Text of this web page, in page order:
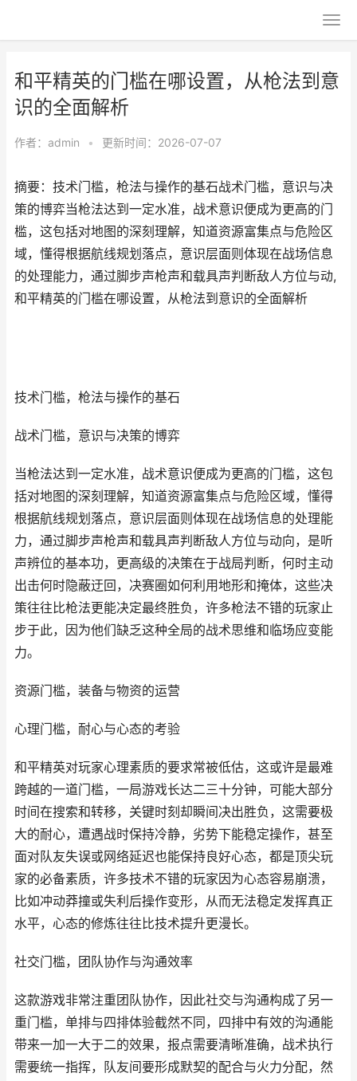
和平精英的门槛在哪设置，从枪法到意
识的全面解析
作者： admin • 更新时间：2026-07-07
摘要：技术门槛，枪法与操作的基石战术门槛，意识与决
策的博弈当枪法达到一定水准，战术意识便成为更高的门
槛，这包括对地图的深刻理解，知道资源富集点与危险区
域，懂得根据航线规划落点，意识层面则体现在战场信息
的处理能力，通过脚步声枪声和载具声判断敌人方位与动,
和平精英的门槛在哪设置，从枪法到意识的全面解析
技术门槛，枪法与操作的基石
战术门槛，意识与决策的博弈
当枪法达到一定水准，战术意识便成为更高的门槛，这包
括对地图的深刻理解，知道资源富集点与危险区域，懂得
根据航线规划落点，意识层面则体现在战场信息的处理能
力，通过脚步声枪声和载具声判断敌人方位与动向，是听
声辨位的基本功，更高级的决策在于战局判断，何时主动
出击何时隐蔽迂回，决赛圈如何利用地形和掩体，这些决
策往往比枪法更能决定最终胜负，许多枪法不错的玩家止
步于此，因为他们缺乏这种全局的战术思维和临场应变能
力。
资源门槛，装备与物资的运营
心理门槛，耐心与心态的考验
和平精英对玩家心理素质的要求常被低估，这或许是最难
跨越的一道门槛，一局游戏长达二三十分钟，可能大部分
时间在搜索和转移，关键时刻却瞬间决出胜负，这需要极
大的耐心，遭遇战时保持冷静，劣势下能稳定操作，甚至
面对队友失误或网络延迟也能保持良好心态，都是顶尖玩
家的必备素质，许多技术不错的玩家因为心态容易崩溃，
比如冲动莽撞或失利后操作变形，从而无法稳定发挥真正
水平，心态的修炼往往比技术提升更漫长。
社交门槛，团队协作与沟通效率
这款游戏非常注重团队协作，因此社交与沟通构成了另一
重门槛，单排与四排体验截然不同，四排中有效的沟通能
带来一加一大于二的效果，报点需要清晰准确，战术执行
需要统一指挥，队友间要形成默契的配合与火力分配，然